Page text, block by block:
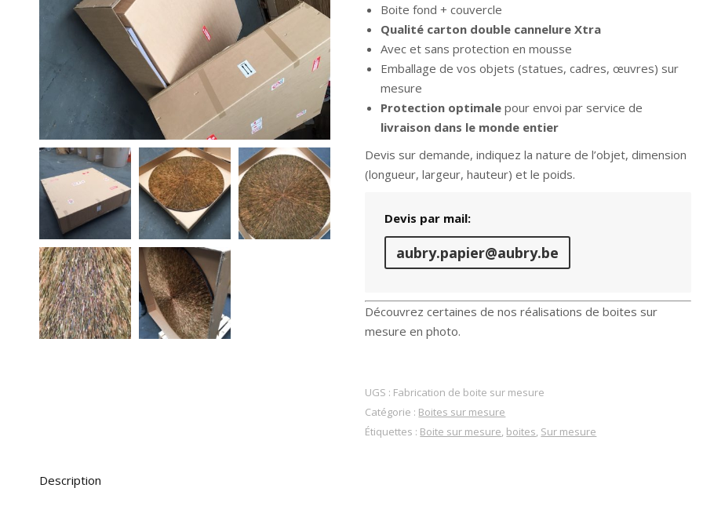
Boite fond + couvercle
Qualité carton double cannelure Xtra
Avec et sans protection en mousse
Emballage de vos objets (statues, cadres, œuvres) sur
mesure
Protection optimale pour envoi par service de
livraison dans le monde entier
Devis sur demande, indiquez la nature de l’objet, dimension
(longueur, largeur, hauteur) et le poids.
Devis par mail:
aubry.papier@aubry.be
Découvrez certaines de nos réalisations de boites sur
mesure en photo.
UGS : Fabrication de boite sur mesure
Catégorie : Boites sur mesure
Étiquettes : Boite sur mesure, boites, Sur mesure
Description